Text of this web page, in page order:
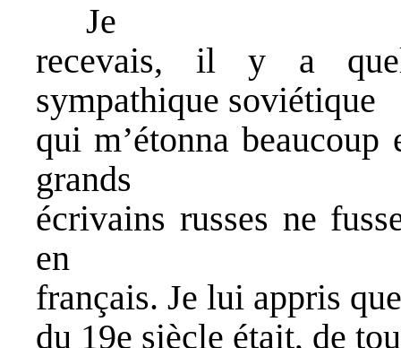
Je
recevais, il y a
sympathique soviétique
qui m’étonna
grands
écrivains russes ne
en
français. Je lui appris
du 19e siècle était, de